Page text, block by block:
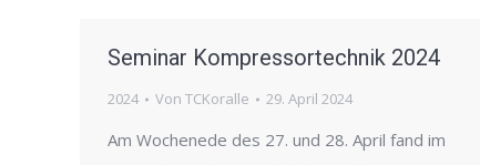
Seminar Kompressortechnik 2024
2024 Von TCKoralle 29. April 2024
Am Wochenede des 27. und 28. April fand im